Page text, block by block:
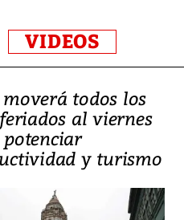
VIDEOS
todos los
al viernes
y turismo